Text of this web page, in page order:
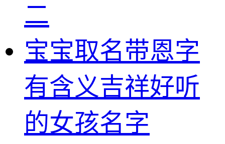
二
宝宝取名带恩字
有含义吉祥好听
的女孩名字